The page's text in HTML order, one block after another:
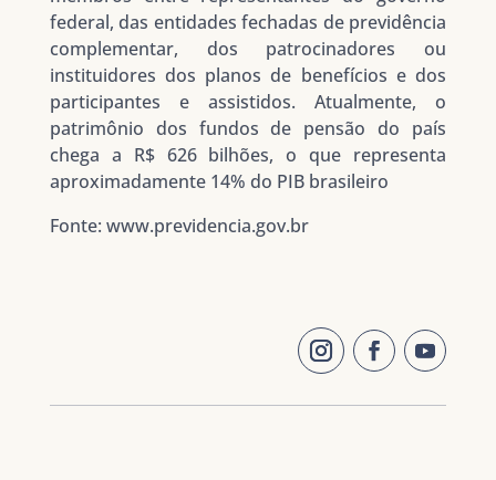
federal, das entidades fechadas de previdência
complementar, dos patrocinadores ou
instituidores dos planos de benefícios e dos
participantes e assistidos. Atualmente, o
patrimônio dos fundos de pensão do país
chega a R$ 626 bilhões, o que representa
aproximadamente 14% do PIB brasileiro
Fonte: www.previdencia.gov.br